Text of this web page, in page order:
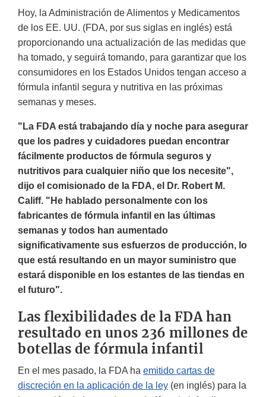
Hoy, la Administración de Alimentos y Medicamentos
de los EE. UU. (FDA, por sus siglas en inglés) está
proporcionando una actualización de las medidas que
ha tomado, y seguirá tomando, para garantizar que los
consumidores en los Estados Unidos tengan acceso a
fórmula infantil segura y nutritiva en las próximas
semanas y meses.
"La FDA está trabajando día y noche para asegurar
que los padres y cuidadores puedan encontrar
fácilmente productos de fórmula seguros y
nutritivos para cualquier niño que los necesite",
dijo el comisionado de la FDA, el Dr. Robert M.
Califf. "He hablado personalmente con los
fabricantes de fórmula infantil en las últimas
semanas y todos han aumentado
significativamente sus esfuerzos de producción, lo
que está resultando en un mayor suministro que
estará disponible en los estantes de las tiendas en
el futuro".
Las flexibilidades de la FDA han
resultado en unos 236 millones de
botellas de fórmula infantil
En el mes pasado, la FDA ha emitido cartas de
discreción en la aplicación de la ley (en inglés) para la